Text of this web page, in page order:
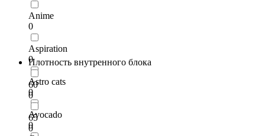
Anime
0
Aspiration
0
Astro cats
0
Avocado
0
Плотность внутренного блока
60
0
65
0